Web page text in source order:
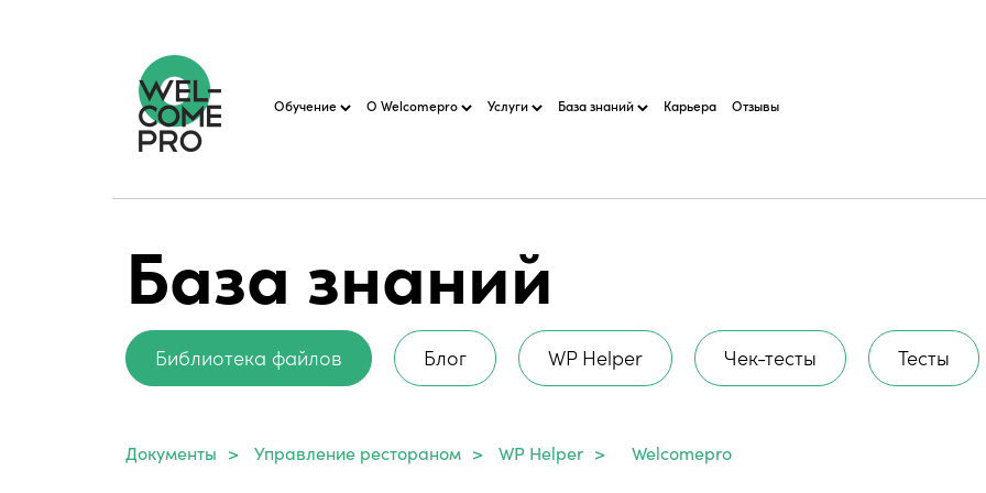
Обучение О Welcomepro Услуги База знаний Карьера Отзывы
База знаний
Библиотека файлов Блог WP Helper Чек-тесты Тесты
Документы > Управление рестораном > WP Helper > Welcomepro